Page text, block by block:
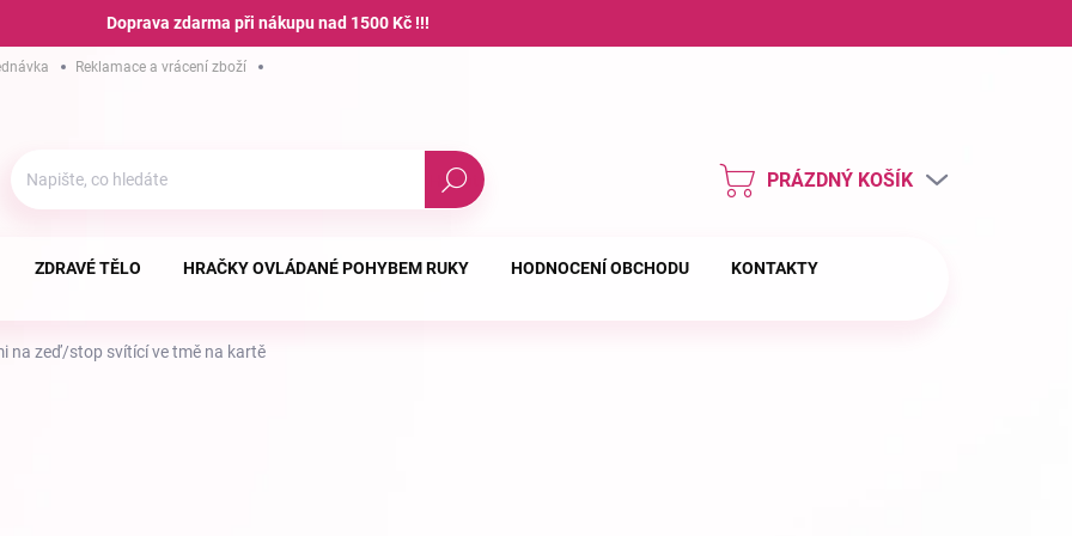
Doprava zdarma při nákupu nad 1500 Kč !!!
Reklamace a vrácení zboží
Hledat
NÁKUPNÍ
PRÁZDNÝ KOŠÍK
ZDRAVÉ TĚLO HRAČKY OVLÁDANÉ POHYBEM RUKY HODNOCENÍ OBCHODU KONTAKTY
na zeď/stop svítící ve tmě na kartě